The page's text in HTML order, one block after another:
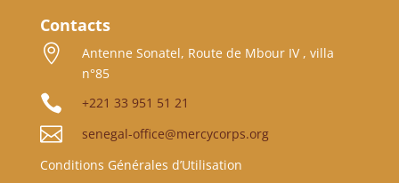
Contacts

Antenne Sonatel, Route de Mbour IV , villa
n°85
 +221 33 951 51 21

senegal-office@mercycorps.org
Conditions Générales d’Utilisation